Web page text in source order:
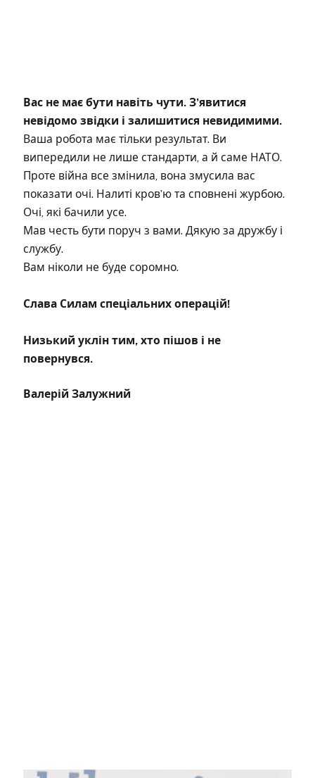
Вас не має бути навіть чути. Зʼявитися
невідомо звідки і залишитися невидимими.
Ваша робота має тільки результат. Ви
випередили не лише стандарти, а й саме НАТО.
Проте війна все змінила, вона змусила вас
показати очі. Налиті кровʼю та сповнені журбою.
Очі, які бачили усе.
Мав честь бути поруч з вами. Дякую за дружбу і
службу.
Вам ніколи не буде соромно.
Слава Силам спеціальних операцій!
Низький уклін тим, хто пішов і не
повернувся.
Валерій Залужний